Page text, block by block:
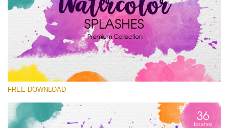
Please select
Watercolor Splashes
FREE DOWNLOAD